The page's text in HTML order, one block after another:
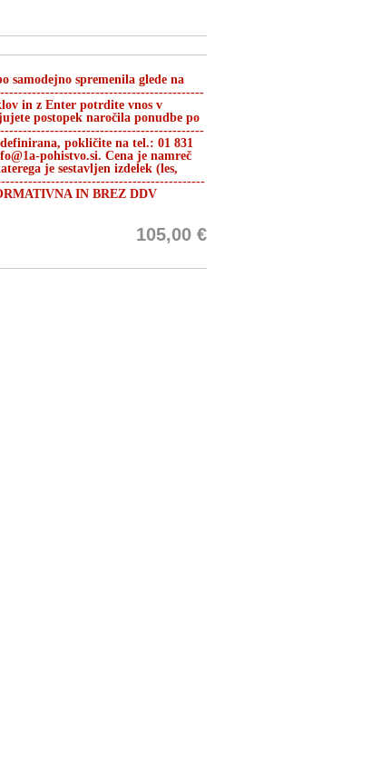
samodejno spremenila glede na
in z Enter potrdite vnos v
postopek naročila ponudbe po
pokličite na tel.: 01 831
pohistvo.si. Cena je namreč
je sestavljen izdelek (les,
IN BREZ DDV
105,00 €